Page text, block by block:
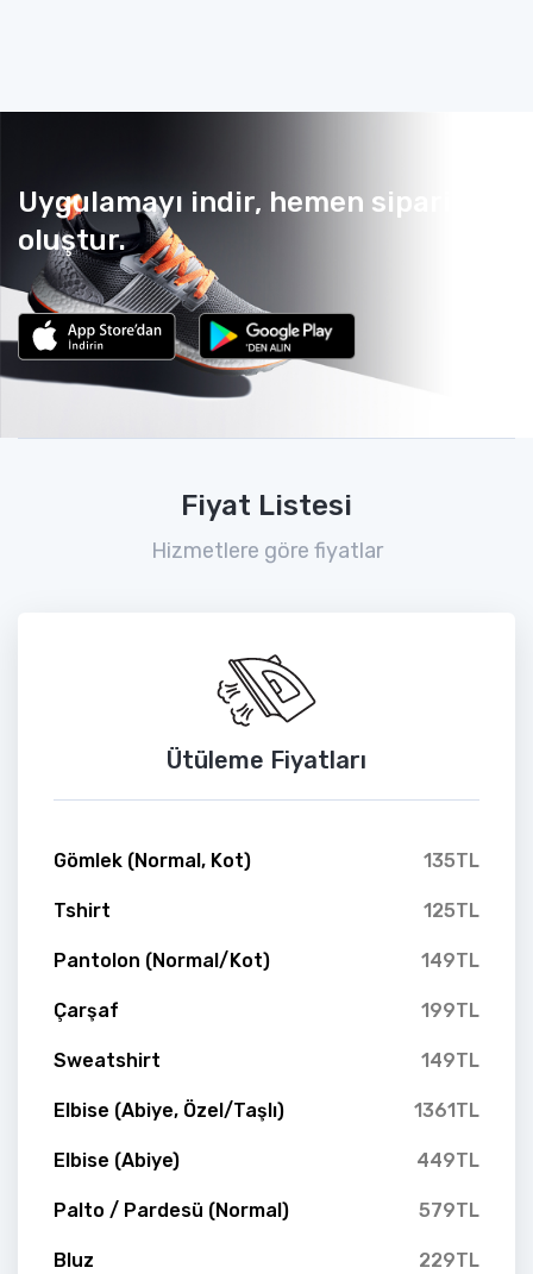
Uygulamayı indir, hemen sipariş
oluştur.
Fiyat Listesi
Hizmetlere göre fiyatlar
Ütüleme Fiyatları
Gömlek (Normal, Kot) 135TL
Tshirt 125TL
Pantolon (Normal/Kot) 149TL
Çarşaf 199TL
Sweatshirt 149TL
Elbise (Abiye, Özel/Taşlı) 1361TL
Elbise (Abiye) 449TL
Palto / Pardesü (Normal) 579TL
Bluz 229TL